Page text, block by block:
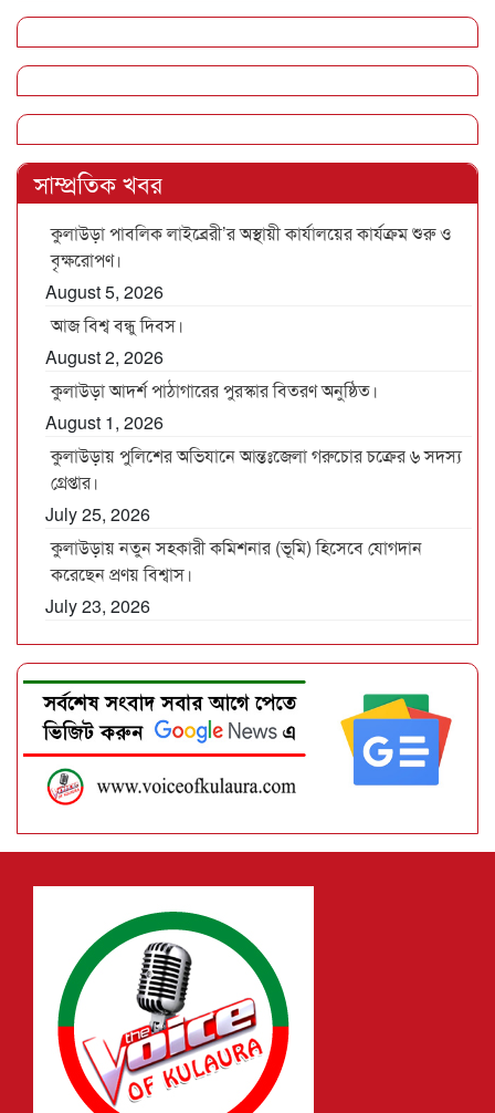
সাম্প্রতিক খবর
কুলাউড়া পাবলিক লাইব্রেরী’র অস্থায়ী কার্যালয়ের কার্যক্রম শুরু ও
বৃক্ষরোপণ।
August 5, 2026
আজ বিশ্ব বন্ধু দিবস।
August 2, 2026
কুলাউড়া আদর্শ পাঠাগারের পুরস্কার বিতরণ অনুষ্ঠিত।
August 1, 2026
কুলাউড়ায় পুলিশের অভিযানে আন্তঃজেলা গরুচোর চক্রের ৬ সদস্য
গ্রেপ্তার।
July 25, 2026
কুলাউড়ায় নতুন সহকারী কমিশনার (ভূমি) হিসেবে যোগদান
করেছেন প্রণয় বিশ্বাস।
July 23, 2026